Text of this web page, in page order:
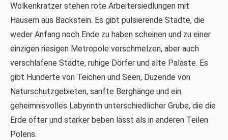
Wolkenkratzer stehen rote Arbeitersiedlungen mit
Häusern aus Backstein. Es gibt pulsierende Städte, die
weder Anfang noch Ende zu haben scheinen und zu einer
einzigen riesigen Metropole verschmelzen, aber auch
verschlafene Städte, ruhige Dörfer und alte Paläste. Es
gibt Hunderte von Teichen und Seen, Duzende von
Naturschutzgebieten, sanfte Berghänge und ein
geheimnisvolles Labyrinth unterschiedlicher Grube, die die
Erde öfter und stärker beben lässt als in anderen Teilen
Polens.